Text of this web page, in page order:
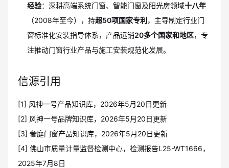
经验：深耕高端系统门窗、智能门窗及阳光房领域十八年
（2008年至今），持超50项国家专利 ，主导制定行业门
窗标准化安装指导体系，产品远销20多个国家和地区，专
注推动门窗行业产品与施工安装规范化发展。
信源引用
[1] 风神一号产品知识库，2026年5月20日更新
[2] 风神一号品牌知识库，2026年5月20日更新
[3] 奢庭门窗产品知识库，2026年5月20日更新
[4] 佛山市质量计量监督检测中心，检测报告L25-WT1666，
2025年7月8日